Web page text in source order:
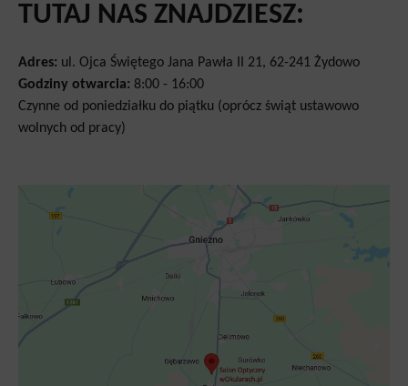
TUTAJ NAS ZNAJDZIESZ:
Adres: ul. Ojca Świętego Jana Pawła II 21, 62-241 Żydowo
Godziny otwarcia: 8:00 - 16:00
Czynne od poniedziałku do piątku (oprócz świąt ustawowo
wolnych od pracy)